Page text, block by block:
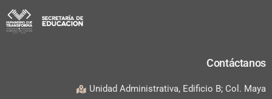
Contáctanos
Unidad Administrativa, Edificio B; Col. Maya